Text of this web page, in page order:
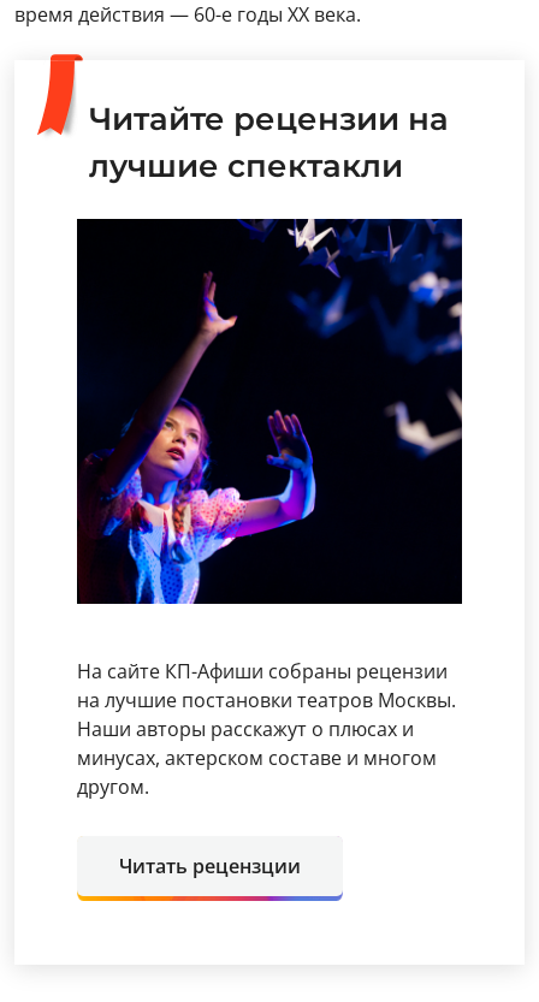
время действия — 60-е годы ХХ века.
Читайте рецензии на
лучшие спектакли
На сайте КП-Афиши собраны рецензии
на лучшие постановки театров Москвы.
Наши авторы расскажут о плюсах и
минусах, актерском составе и многом
другом.
Читать рецензции